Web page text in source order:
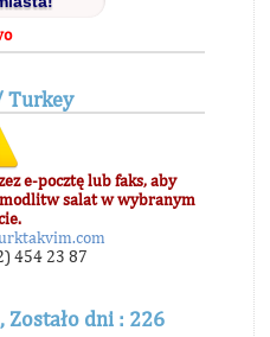
Turkey
e-pocztę lub faks, aby
modlitw salat w wybranym
454 23 87
Zostało dni : 226